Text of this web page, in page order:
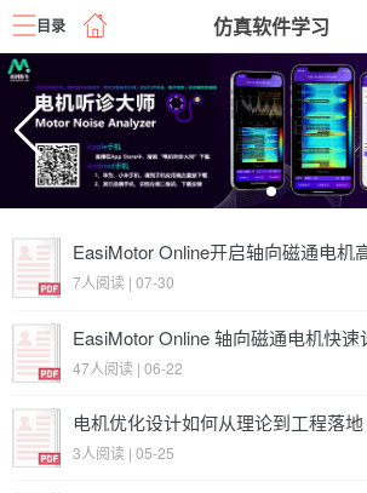
仿真软件学习
目录
EasiMotor Online开启轴向磁通电机
7人阅读 | 07-30
EasiMotor Online 轴向磁通电机快速
47人阅读 | 06-22
电机优化设计如何从理论到工程落地
3人阅读 | 05-25